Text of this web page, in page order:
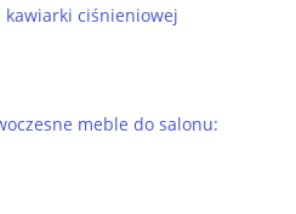
kawiarki ciśnieniowej
meble do salonu: